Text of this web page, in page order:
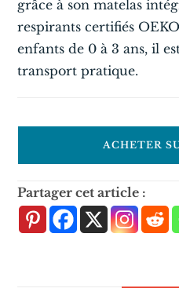
grâce à son matelas
respirants certifiés
enfants de 0 à 3 ans, il
transport pratique.
ACHETER
Partager cet article :